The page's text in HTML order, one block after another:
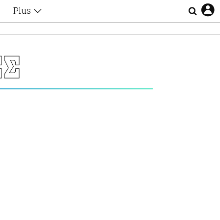
Plus
Αφιερώματα
Ζώδια